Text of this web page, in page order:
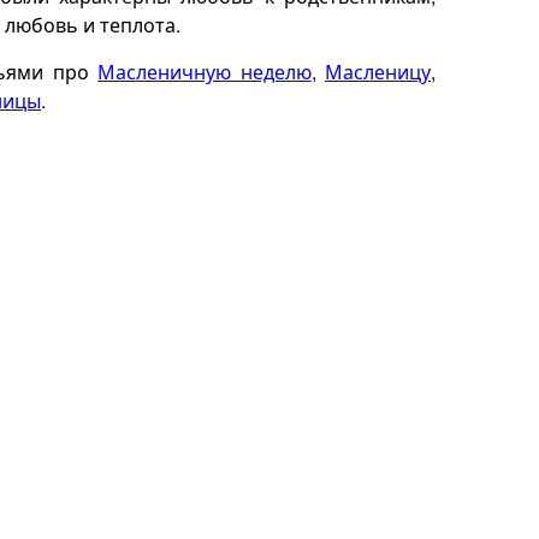
и теплота.
про Масленичную неделю, Масленицу,
.